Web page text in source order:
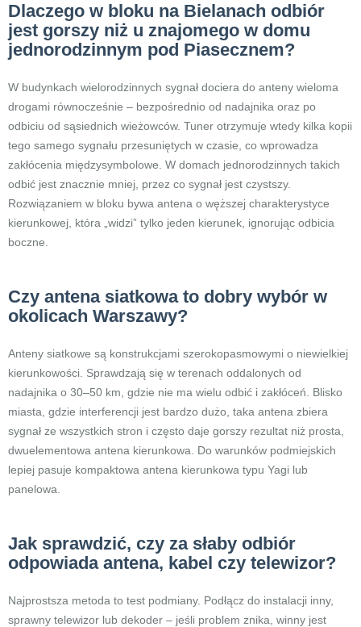
Dlaczego w bloku na Bielanach odbiór
jest gorszy niż u znajomego w domu
jednorodzinnym pod Piasecznem?
W budynkach wielorodzinnych sygnał dociera do anteny wieloma
drogami równocześnie – bezpośrednio od nadajnika oraz po
odbiciu od sąsiednich wieżowców. Tuner otrzymuje wtedy kilka kopii
tego samego sygnału przesuniętych w czasie, co wprowadza
zakłócenia międzysymbolowe. W domach jednorodzinnych takich
odbić jest znacznie mniej, przez co sygnał jest czystszy.
Rozwiązaniem w bloku bywa antena o węższej charakterystyce
kierunkowej, która „widzi” tylko jeden kierunek, ignorując odbicia
boczne.
Czy antena siatkowa to dobry wybór w
okolicach Warszawy?
Anteny siatkowe są konstrukcjami szerokopasmowymi o niewielkiej
kierunkowości. Sprawdzają się w terenach oddalonych od
nadajnika o 30–50 km, gdzie nie ma wielu odbić i zakłóceń. Blisko
miasta, gdzie interferencji jest bardzo dużo, taka antena zbiera
sygnał ze wszystkich stron i często daje gorszy rezultat niż prosta,
dwuelementowa antena kierunkowa. Do warunków podmiejskich
lepiej pasuje kompaktowa antena kierunkowa typu Yagi lub
panelowa.
Jak sprawdzić, czy za słaby odbiór
odpowiada antena, kabel czy telewizor?
Najprostsza metoda to test podmiany. Podłącz do instalacji inny,
sprawny telewizor lub dekoder – jeśli problem znika, winny jest